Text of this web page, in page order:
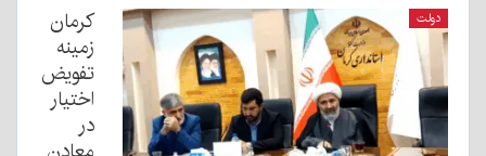
دولت
کرمان
زمینه
تفویض
اختیار
در